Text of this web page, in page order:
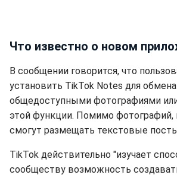
Что известно о новом
В сообщении говорится, что
установить TikTok Notes для обмена
общедоступными фотографиями
этой функции. Помимо фотографий,
смогут размещать текстовые
TikTok действительно "изучает
сообществу возможность